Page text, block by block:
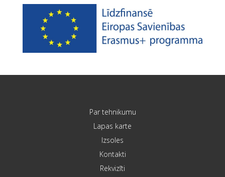
Par tehnikumu
Lapas karte
Izsoles
Kontakti
Rekvizīti